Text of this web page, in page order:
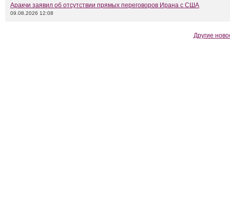
Аракчи заявил об отсутствии прямых переговоров Ирана с США
09.08.2026 12:08
Другие